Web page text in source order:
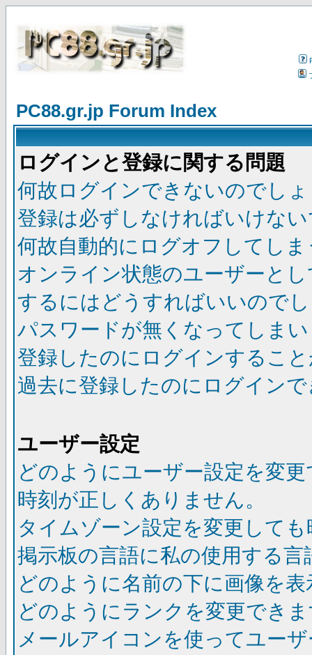
PC88.gr.jp Forum Index
ログインと登録に関する問題
何故ログインできないのでし
登録は必ずしなければいけな
何故自動的にログオフしてし
オンライン状態のユーザーと
するにはどうすればいいので
パスワードが無くなってしま
登録したのにログインするこ
過去に登録したのにログイン
ユーザー設定
どのようにユーザー設定を変
時刻が正しくありません。
タイムゾーン設定を変更して
掲示板の言語に私の使用する
どのように名前の下に画像を
どのようにランクを変更でき
メールアイコンを使ってユー